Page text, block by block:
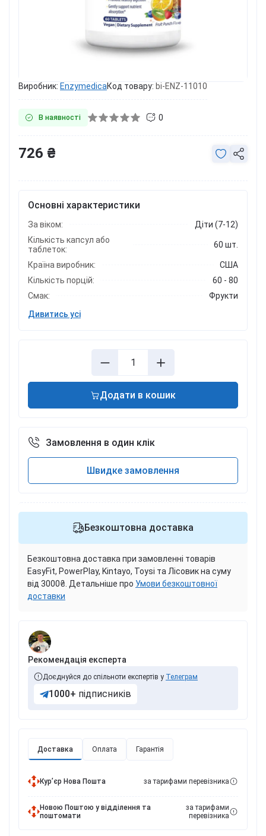
Виробник: EnzymedicaКод товару: bi-ENZ-11010
В наявності 0
Основні характеристики
За віком:
Діти (7-12)
Кількість капсул або
таблеток:
60 шт.
Країна виробник:
США
Кількість порцій:
60 - 80
Смак:
Фрукти
Дивитись усі
Доставка Оплата Гарантія
Курʼєр Нова Пошта за тарифами перевізника
Новою Поштою у відділення та
поштомати
за тарифами
перевізника
726 ₴
Додати в кошик
Замовлення в один клік
Швидке замовлення
Безкоштовна доставка
Безкоштовна доставка при замовленні товарів
EasyFit, PowerPlay, Kintayo, Toysi та Лісовик на суму
від 3000₴. Детальніше про Умови безкоштовної
доставки
Рекомендація експерта
Доєднуйся до спільноти експертів у Телеграм
1000+ підписників